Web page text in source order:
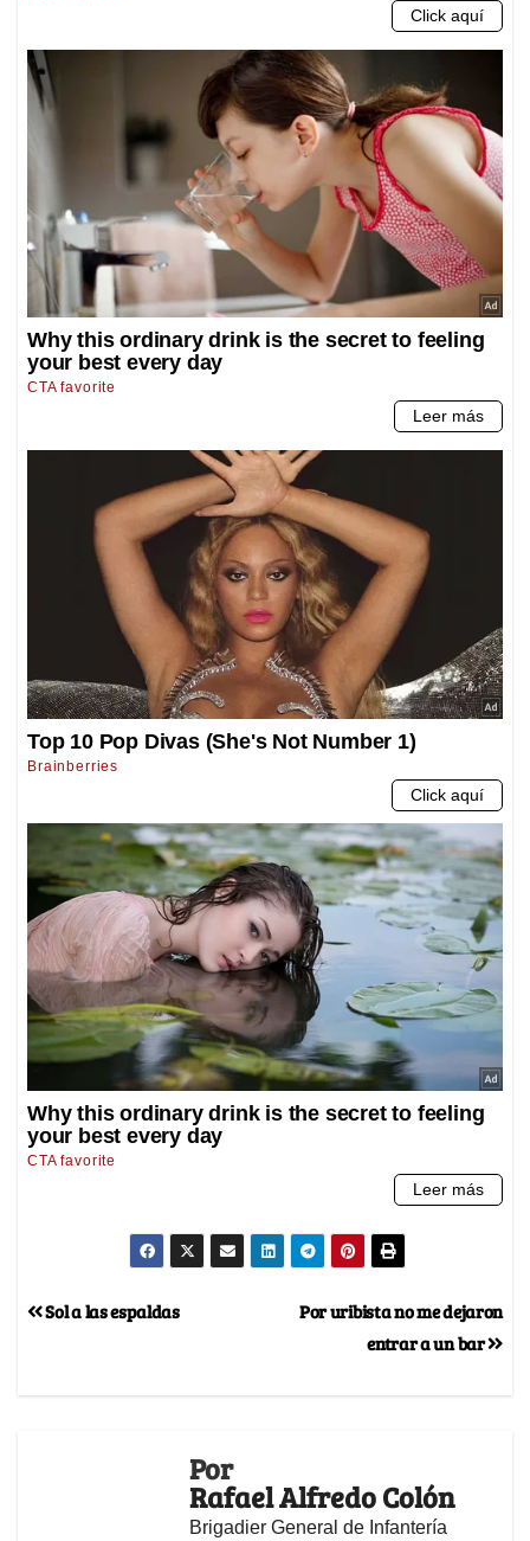
Por uribista no me dejaron
entrar a un bar
Sol a las espaldas
Por
Rafael Alfredo Colón
Brigadier General de Infantería